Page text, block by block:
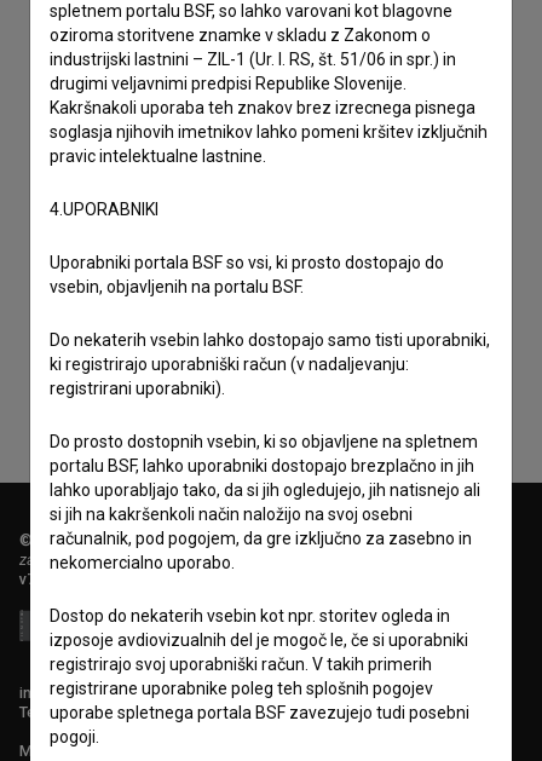
Sprejemam splošne pogoje
zbiranje, hrambo in obdelavo osebnih podatkov.
© 2018-2026, Filmoteka,
zavod za širjenje filmske kulture
v7.149.2
info@filmoteka.si
Tehnična pomoč: podpora@bsf.si
Mednarodna številka ISSN 2670-787X
spletnem portalu BSF, so lahko varovani kot blagovne
oziroma storitvene znamke v skladu z Zakonom o
industrijski lastnini – ZIL-1 (Ur. l. RS, št. 51/06 in spr.) in
drugimi veljavnimi predpisi Republike Slovenije.
Kakršnakoli uporaba teh znakov brez izrecnega pisnega
soglasja njihovih imetnikov lahko pomeni kršitev izključnih
pravic intelektualne lastnine.
4.UPORABNIKI
Uporabniki portala BSF so vsi, ki prosto dostopajo do
vsebin, objavljenih na portalu BSF.
Do nekaterih vsebin lahko dostopajo samo tisti uporabniki,
ki registrirajo uporabniški račun (v nadaljevanju:
registrirani uporabniki).
Do prosto dostopnih vsebin, ki so objavljene na spletnem
portalu BSF, lahko uporabniki dostopajo brezplačno in jih
lahko uporabljajo tako, da si jih ogledujejo, jih natisnejo ali
si jih na kakršenkoli način naložijo na svoj osebni
računalnik, pod pogojem, da gre izključno za zasebno in
nekomercialno uporabo.
Dostop do nekaterih vsebin kot npr. storitev ogleda in
izposoje avdiovizualnih del je mogoč le, če si uporabniki
registrirajo svoj uporabniški račun. V takih primerih
registrirane uporabnike poleg teh splošnih pogojev
uporabe spletnega portala BSF zavezujejo tudi posebni
pogoji.